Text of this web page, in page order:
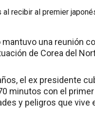
una reunión
de Corea del
el ex presidente
minutos con el
y peligros que vive